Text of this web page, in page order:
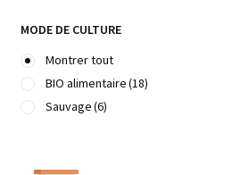
Circulation cérébrale
Circulation veineuse
Cycles menstruels(2)
Défenses immunitaires
Détente, calmant, relaxant
MODE DE CULTURE
Montrer tout
BIO alimentaire(18)
Sauvage(6)